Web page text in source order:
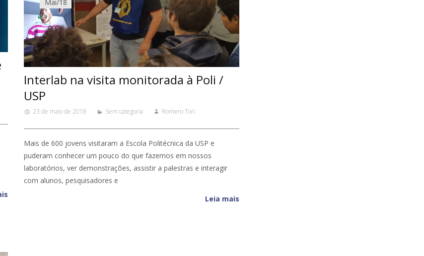
Mai/18
Interlab na visita monitorada à Poli /
USP
23 de maio de 2018 Sem categoria Romero Tori
Mais de 600 jovens visitaram a Escola Politécnica da USP e
puderam conhecer um pouco do que fazemos em nossos
laboratórios, ver demonstrações, assistir a palestras e interagir
com alunos, pesquisadores e
Leia mais